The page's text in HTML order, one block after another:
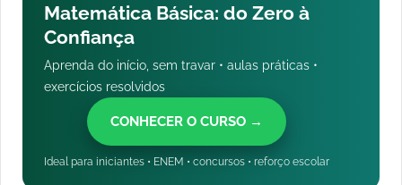
Matemática Básica: do Zero à
Confiança
Aprenda do início, sem travar • aulas práticas •
exercícios resolvidos
CONHECER O CURSO →
Ideal para iniciantes • ENEM • concursos • reforço escolar